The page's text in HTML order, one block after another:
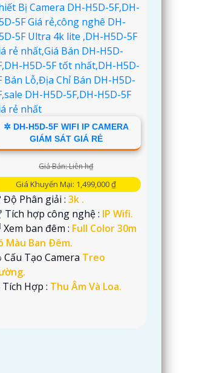
✲ DH-H5D-5F WIFI IP CAMERA
GIÁM SÁT GIÁ RẺ
Giá Bán: Liên h₫
Giá Khuyến Mại: 1,499,000 ₫
Độ Phân giải :3k .
Tích hợp công nghệ : IP Wifi.
Xem ban đêm : Full Color 30m
Màu Ban Ðêm.
Tạo Camera Treo
Hợp : Thu Âm Và Loa.